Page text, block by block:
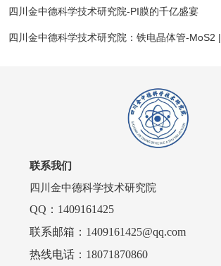
四川金中德科学技术研究院-PI膜的千亿盛宴
四川金中德科学技术研究院：铁电晶体管-MoS2 |
联系我们
四川金中德科学技术研究院
QQ：1409161425
联系邮箱：1409161425@qq.com
热线电话：18071870860